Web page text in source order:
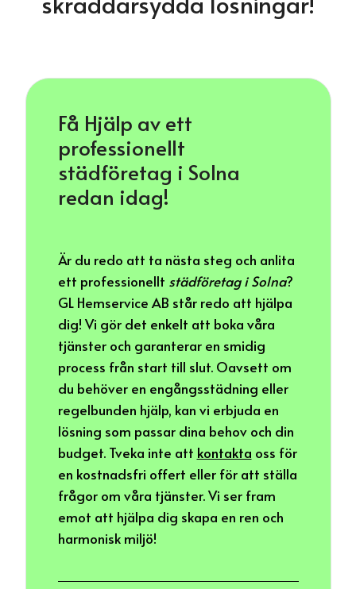
Få Hjälp av ett
professionellt
städföretag i Solna
redan idag!
Är du redo att ta nästa steg och anlita
ett professionellt städföretag i Solna?
GL Hemservice AB står redo att hjälpa
dig! Vi gör det enkelt att boka våra
tjänster och garanterar en smidig
process från start till slut. Oavsett om
du behöver en engångsstädning eller
regelbunden hjälp, kan vi erbjuda en
lösning som passar dina behov och din
budget. Tveka inte att kontakta oss för
en kostnadsfri offert eller för att ställa
frågor om våra tjänster. Vi ser fram
emot att hjälpa dig skapa en ren och
harmonisk miljö!